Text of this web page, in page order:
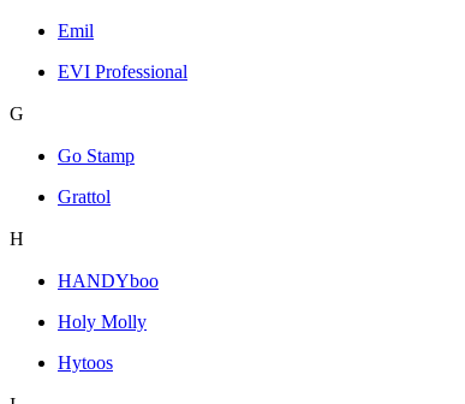
Emil
EVI Professional
G
Go Stamp
Grattol
H
HANDYboo
Holy Molly
Hytoos